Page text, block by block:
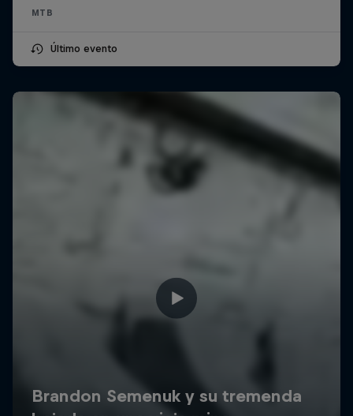
MTB
Último evento